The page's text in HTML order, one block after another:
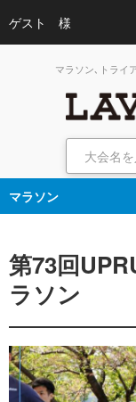
ゲスト 様
マラソン､トライ
マラソン
第73回
ラソン